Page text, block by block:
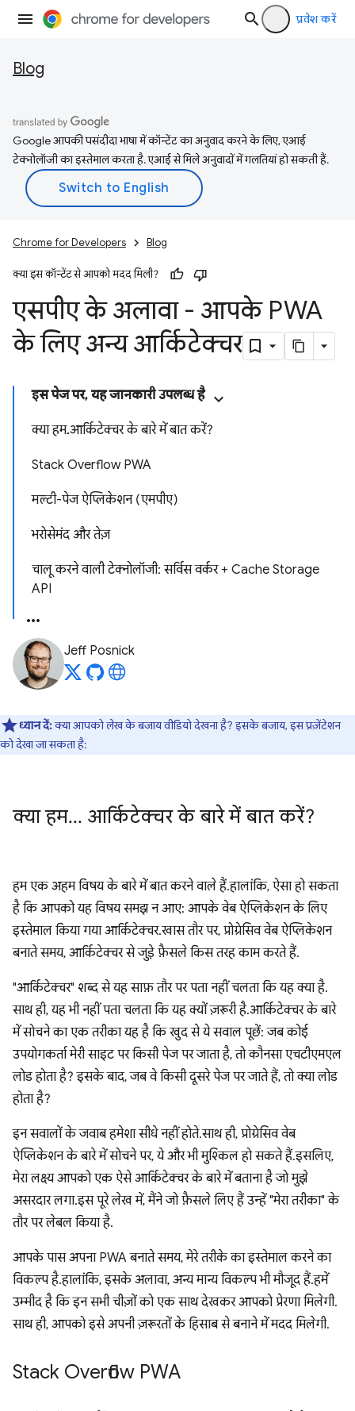
प्रवेश करें
Blog
Google आपकी पसंदीदा भाषा में कॉन्टेंट का अनुवाद करने के लिए, एआई
टेक्नोलॉजी का इस्तेमाल करता है. एआई से मिले अनुवादों में गलतियां हो सकती हैं.
Chrome for Developers Blog
क्या इस कॉन्टेंट से आपको मदद मिली?
एसपीए के अलावा - आपके PWA
के लिए अन्य आर्किटेक्चर
इस पेज पर, यह जानकारी उपलब्ध है
क्या हम... आर्किटेक्चर के बारे में बात करें?
Stack Overflow PWA
मल्टी-पेज ऐप्लिकेशन (एमपीए)
भरोसेमंद और तेज़
चालू करने वाली टेक्नोलॉजी: सर्विस वर्कर + Cache Storage
API
Jeff Posnick
ध्यान दें:क्या आपको लेख के बजाय वीडियो देखना है? इसके बजाय, इस प्रज़ेंटेशन
को देखा जा सकता है:
क्या हम... आर्किटेक्चर के बारे में बात करें?
हम एक अहम विषय के बारे में बात करने वाले हैं. हालांकि, ऐसा हो सकता
है कि आपको यह विषय समझ न आए: आपके वेब ऐप्लिकेशन के लिए
इस्तेमाल किया गया आर्किटेक्चर. खास तौर पर, प्रोग्रेसिव वेब ऐप्लिकेशन
बनाते समय, आर्किटेक्चर से जुड़े फ़ैसले किस तरह काम करते हैं.
"आर्किटेक्चर" शब्द से यह साफ़ तौर पर पता नहीं चलता कि यह क्या है.
साथ ही, यह भी नहीं पता चलता कि यह क्यों ज़रूरी है. आर्किटेक्चर के बारे
में सोचने का एक तरीका यह है कि खुद से ये सवाल पूछें: जब कोई
उपयोगकर्ता मेरी साइट पर किसी पेज पर जाता है, तो कौनसा एचटीएमएल
लोड होता है? इसके बाद, जब वे किसी दूसरे पेज पर जाते हैं, तो क्या लोड
होता है?
इन सवालों के जवाब हमेशा सीधे नहीं होते. साथ ही, प्रोग्रेसिव वेब
ऐप्लिकेशन के बारे में सोचने पर, ये और भी मुश्किल हो सकते हैं. इसलिए,
मेरा लक्ष्य आपको एक ऐसे आर्किटेक्चर के बारे में बताना है जो मुझे
असरदार लगा. इस पूरे लेख में, मैंने जो फ़ैसले लिए हैं उन्हें "मेरा तरीका" के
तौर पर लेबल किया है.
आपके पास अपना PWA बनाते समय, मेरे तरीके का इस्तेमाल करने का
विकल्प है. हालांकि, इसके अलावा, अन्य मान्य विकल्प भी मौजूद हैं. हमें
उम्मीद है कि इन सभी चीज़ों को एक साथ देखकर आपको प्रेरणा मिलेगी.
साथ ही, आपको इसे अपनी ज़रूरतों के हिसाब से बनाने में मदद मिलेगी.
Stack Overflow PWA